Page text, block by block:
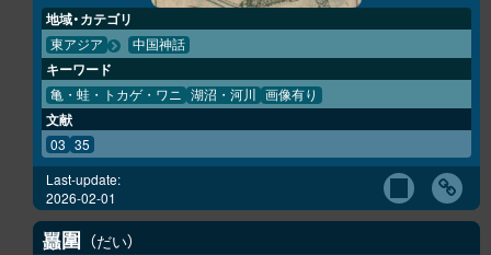
地域・カテゴリ
東アジア 中国神話
キーワード
亀・蛙・トカゲ・ワニ 湖沼・河川 画像有り
文献
03 35
Last-update:
2026-02-01
𧕛圍 だい